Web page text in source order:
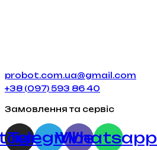
probot.com.ua@gmail.com
+38 (097) 593 86 40
Замовлення та сервіс
Telegram
Viber
Whatsapp